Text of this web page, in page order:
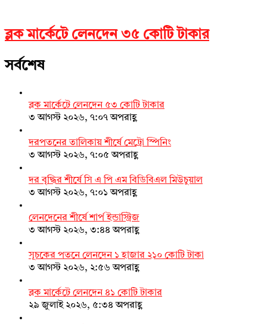
ব্লক মার্কেটে লেনদেন ৩৫ কোটি টাকার
সর্বশেষ
ব্লক মার্কেটে লেনদেন ৫৩ কোটি টাকার
৩ আগস্ট ২০২৬, ৭:০৭ অপরাহ্ণ
দরপতনের তালিকায় শীর্ষে মেট্রো স্পিনিং
৩ আগস্ট ২০২৬, ৭:০৫ অপরাহ্ণ
দর বৃদ্ধির শীর্ষে সি এ পি এম বিডিবিএল মিউচুয়াল
৩ আগস্ট ২০২৬, ৭:০১ অপরাহ্ণ
লেনদেনের শীর্ষে শার্প ইন্ডাস্ট্রিজ
৩ আগস্ট ২০২৬, ৩:৪৪ অপরাহ্ণ
সূচকের পতনে লেনদেন ১ হাজার ২১০ কোটি টাকা
৩ আগস্ট ২০২৬, ২:৫৬ অপরাহ্ণ
ব্লক মার্কেটে লেনদেন ৪১ কোটি টাকার
২৯ জুলাই ২০২৬, ৫:৩৪ অপরাহ্ণ